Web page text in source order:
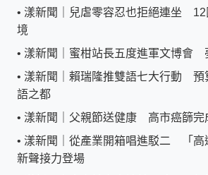
• 漾新聞｜兒虐零容忍也拒絕連坐 12
境
• 漾新聞｜蜜柑站長五度進軍文博會
• 漾新聞｜賴瑞隆推雙語七大行動 預
語之都
• 漾新聞｜父親節送健康 高市癌篩完
• 漾新聞｜從產業開箱唱進駁二 「高
新聲接力登場